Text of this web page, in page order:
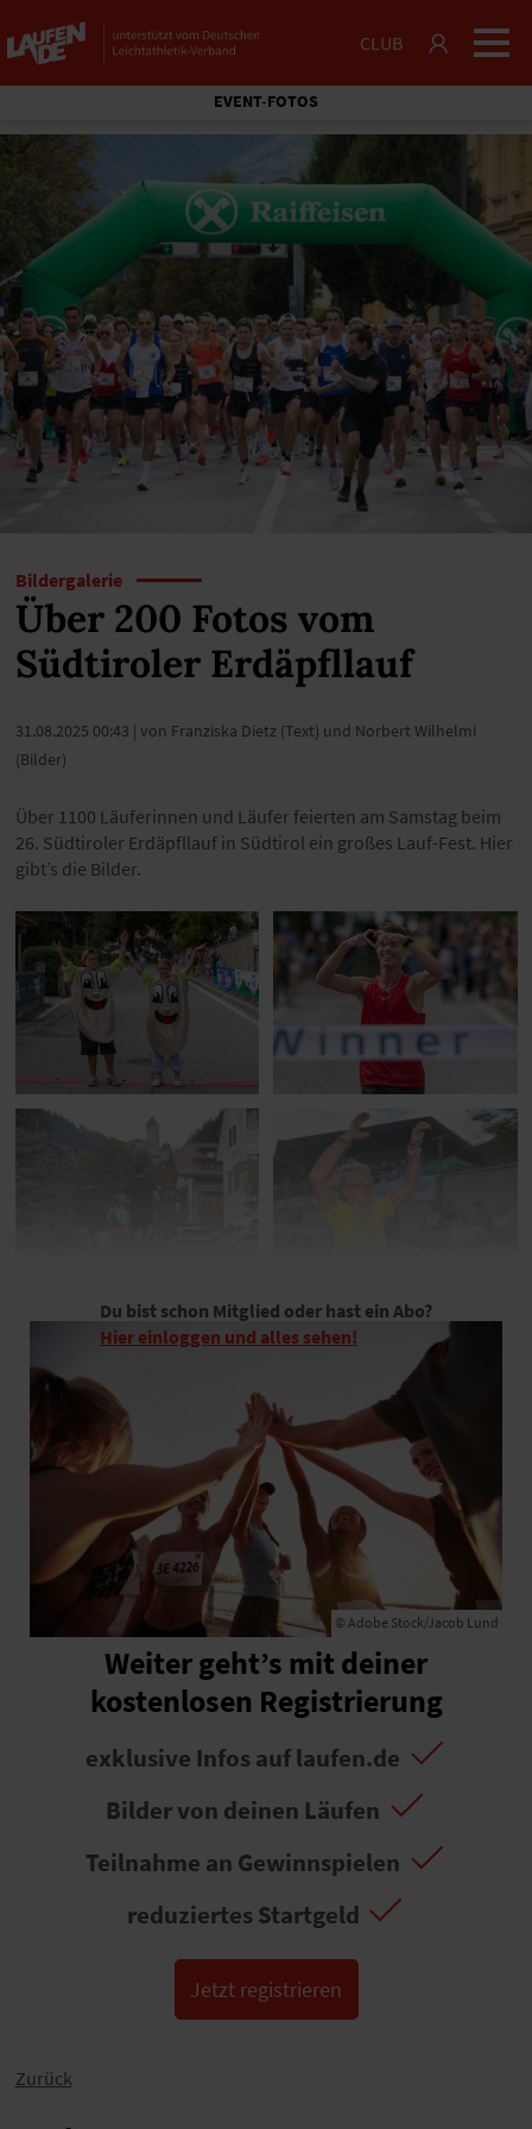
CLUB
EVENT-FOTOS
Bildergalerie
Über 200 Fotos vom
Südtiroler Erdäpfllauf
31.08.2025 00:43 | von Franziska Dietz (Text) und Norbert Wilhelmi
(Bilder)
Über 1100 Läuferinnen und Läufer feierten am Samstag beim
26. Südtiroler Erdäpfllauf in Südtirol ein großes Lauf-Fest. Hier
gibt’s die Bilder.
Du bist schon Mitglied oder hast ein Abo?
Hier einloggen und alles sehen!
© Adobe Stock/Jacob Lund
Weiter geht’s mit deiner
kostenlosen Registrierung
exklusive Infos auf laufen.de
Bilder von deinen Läufen
Teilnahme an Gewinnspielen
reduziertes Startgeld
Jetzt registrieren
Zurück